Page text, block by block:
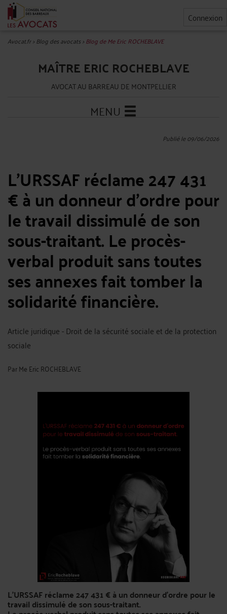
Connexion
Avocat.fr>Blog des avocats>Blog de Me Eric ROCHEBLAVE
MAÎTRE ERIC ROCHEBLAVE
AVOCAT AU BARREAU DE MONTPELLIER
MENU
Publié le 09/06/2026
L'URSSAF réclame 247 431
€ à un donneur d'ordre pour
le travail dissimulé de son
sous-traitant. Le procès-
verbal produit sans toutes
ses annexes fait tomber la
solidarité financière.
Article juridique - Droit de la sécurité sociale et de la protection
sociale
ParMe Eric ROCHEBLAVE
L'URSSAF réclame 247 431 € à un donneur d'ordre pour le
travail dissimulé de son sous-traitant.